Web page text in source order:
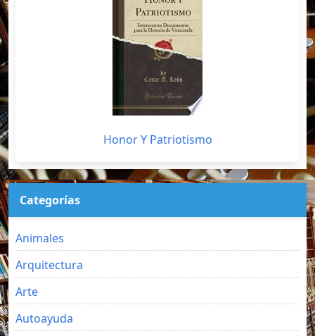
Honor Y Patriotismo
Categorías
Animales
Arquitectura
Arte
Autoayuda